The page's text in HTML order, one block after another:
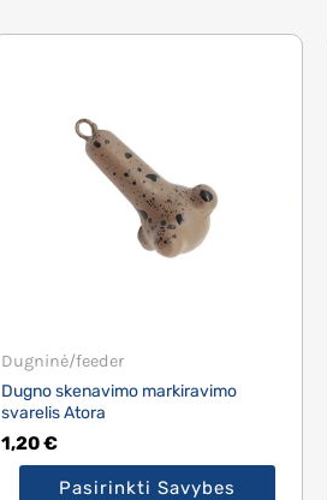
Dugninė/feeder
Dugno skenavimo markiravimo
svarelis Atora
1,20€
Pasirinkti Savybes